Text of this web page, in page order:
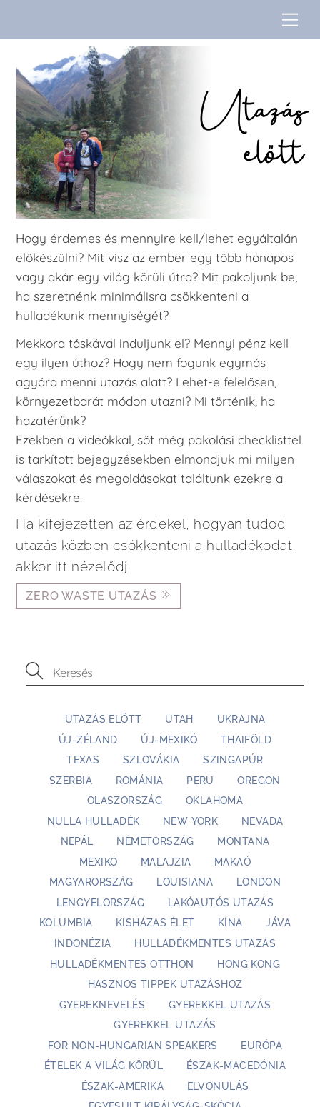
Utazás
előtt
Hogy érdemes és mennyire kell/lehet egyáltalán
előkészülni? Mit visz az ember egy több hónapos
vagy akár egy világ körüli útra? Mit pakoljunk be,
ha szeretnénk minimálisra csökkenteni a
hulladékunk mennyiségét?
Mekkora táskával induljunk el? Mennyi pénz kell
egy ilyen úthoz? Hogy nem fogunk egymás
agyára menni utazás alatt? Lehet-e felelősen,
környezetbarát módon utazni? Mi történik, ha
hazatérünk?
Ezekben a videókkal, sőt még pakolási checklisttel
is tarkított bejegyzésekben elmondjuk mi milyen
válaszokat és megoldásokat találtunk ezekre a
kérdésekre.
Ha kifejezetten az érdekel, hogyan tudod
utazás közben csökkenteni a hulladékodat,
akkor itt nézelődj:
ZERO WASTE UTAZÁS
UTAZÁS ELŐTT UTAH
UKRAJNA
ÚJ-ZÉLAND
ÚJ-MEXIKÓ
THAIFÖLD
TEXAS
SZLOVÁKIA
SZINGAPÚR
SZERBIA
ROMÁNIA PERU
OREGON
OLASZORSZÁG
OKLAHOMA
NULLA HULLADÉK
NEW YORK
NEVADA
NEPÁL
NÉMETORSZÁG
MONTANA
MEXIKÓ
MALAJZIA
MAKAÓ
MAGYARORSZÁG
LOUISIANA
LONDON
LENGYELORSZÁG
LAKÓAUTÓS UTAZÁS
KOLUMBIA
KISHÁZAS ÉLET KÍNA
JÁVA
INDONÉZIA
HULLADÉKMENTES UTAZÁS
HULLADÉKMENTES OTTHON
HONG KONG
HASZNOS TIPPEK UTAZÁSHOZ
GYEREKNEVELÉS
GYEREKKEL UTAZÁS
GYEREKKEL UTAZÁS
FOR NON-HUNGARIAN SPEAKERS
EURÓPA
ÉTELEK A VILÁG KÖRÜL
ÉSZAK-MACEDÓNIA
ÉSZAK-AMERIKA
ELVONULÁS